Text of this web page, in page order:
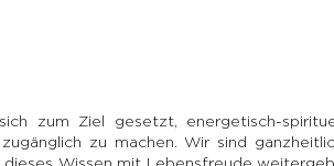
zum Ziel gesetzt, energetisch-
zu machen. Wir sind
Wissen mit Lebensfreude